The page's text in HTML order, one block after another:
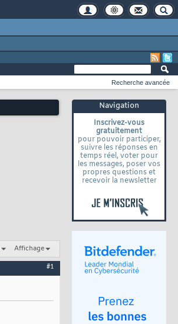
Navigation
Inscrivez-vous
gratuitement
pour pouvoir participer,
suivre les réponses en
temps réel, voter pour
les messages, poser vos
propres questions et
recevoir la newsletter
Recherche avancée
Affichage
#1